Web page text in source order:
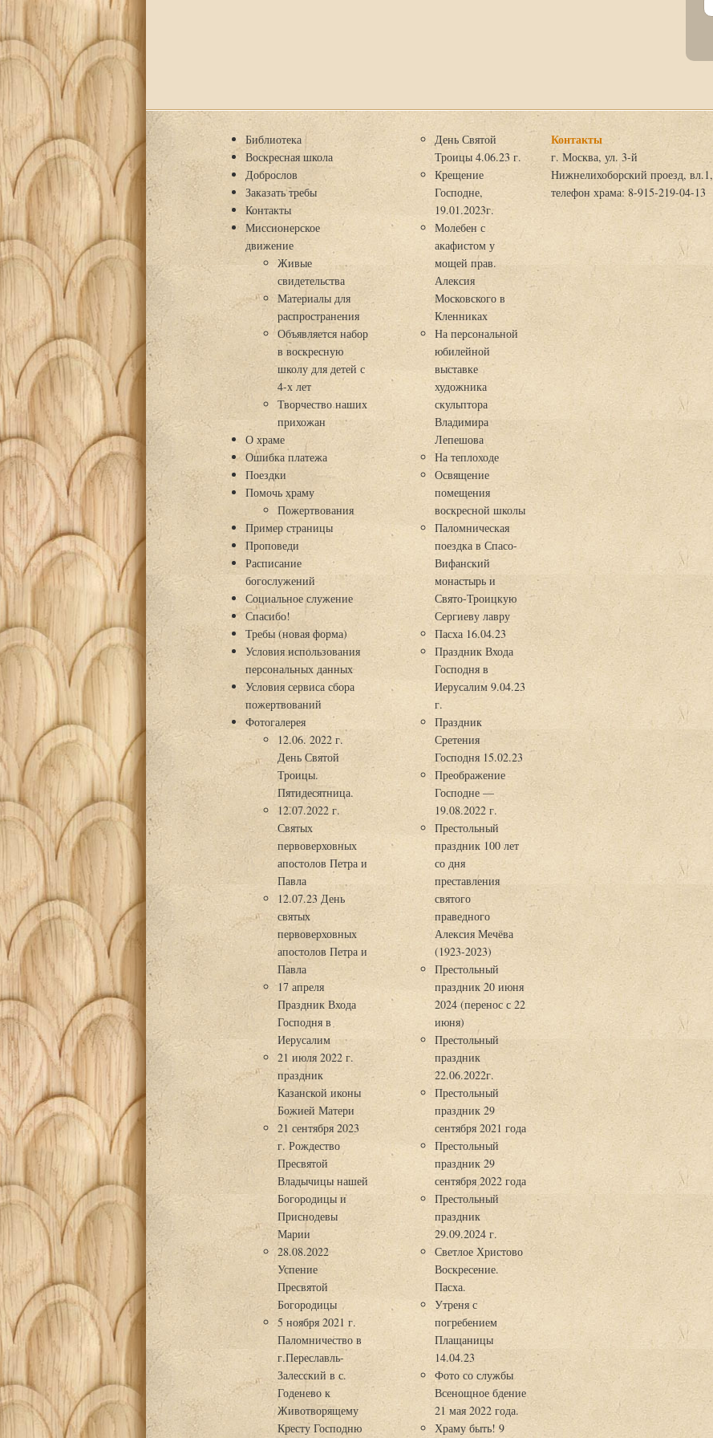
Библиотека
Воскресная школа
Доброслов
Заказать требы
Контакты
Миссионерское
движение
Живые
свидетельства
Материалы для
распространения
Объявляется набор
в воскресную
школу для детей с
4-х лет
Творчество наших
прихожан
О храме
Ошибка платежа
Поездки
Помочь храму
Пожертвования
Пример страницы
Проповеди
Расписание
богослужений
Социальное служение
Спасибо!
Требы (новая форма)
Условия использования
персональных данных
Условия сервиса сбора
пожертвований
Фотогалерея
12.06. 2022 г.
День Святой
Троицы.
Пятидесятница.
12.07.2022 г.
Святых
первоверховных
апостолов Петра и
Павла
12.07.23 День
святых
первоверховных
апостолов Петра и
Павла
17 апреля
Праздник Входа
Господня в
Иерусалим
21 июля 2022 г.
праздник
Казанской иконы
Божией Матери
21 сентября 2023
г. Рождество
Пресвятой
Владычицы нашей
Богородицы и
Приснодевы
Марии
28.08.2022
Успение
Пресвятой
Богородицы
5 ноября 2021 г.
Паломничество в
г.Переславль-
Залесский в с.
Годенево к
Животворящему
Кресту Господню
День Святой
Троицы 4.06.23 г.
Крещение
Господне,
19.01.2023г.
Молебен с
акафистом у
мощей прав.
Алексия
Московского в
Кленниках
На персональной
юбилейной
выставке
художника
скульптора
Владимира
Лепешова
На теплоходе
Освящение
помещения
воскресной школы
Паломническая
поездка в Спасо-
Вифанский
монастырь и
Свято-Троицкую
Сергиеву лавру
Пасха 16.04.23
Праздник Входа
Господня в
Иерусалим 9.04.23
г.
Праздник
Сретения
Господня 15.02.23
Преображение
Господне —
19.08.2022 г.
Престольный
праздник 100 лет
со дня
преставления
святого
праведного
Алексия Мечёва
(1923-2023)
Престольный
праздник 20 июня
2024 (перенос с 22
июня)
Престольный
праздник
22.06.2022г.
Престольный
праздник 29
сентября 2021 года
Престольный
праздник 29
сентября 2022 года
Престольный
праздник
29.09.2024 г.
Светлое Христово
Воскресение.
Пасха.
Утреня с
погребением
Плащаницы
14.04.23
Фото со службы
Всенощное бдение
21 мая 2022 года.
Храму быть! 9
Контакты
г. Москва, ул. 3-й
Нижнелихоборский проезд, вл.1,
телефон храма: 8-915-219-04-13